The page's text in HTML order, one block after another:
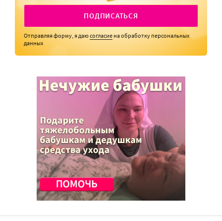
ПОДПИСАТЬСЯ
Отправляя форму, я даюсогласие на обработку персональных
данных